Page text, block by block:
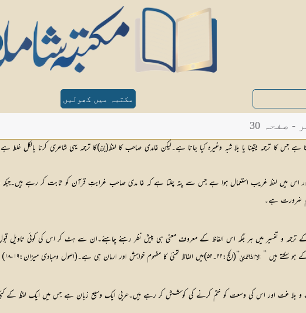
مکتبہ میں کھولیں
30
ہے جس کا ترجمہ یقینا یا بلا شبہ وغیرہ کیا جاتا ہے۔لیکن غامدی صاحب کا لفظ(اِنّ)کا ترجمہ یہی شاعری کرنا بالکل غلط
میں لفظ غریب استعمال ہوا ہے جس سے پتہ چلتا ہے کہ غا مدی صاحب غرابتِ قرآن کو ثابت کر رہے ہیں۔جبکہ
ضرورت ہے۔
ترجمہ و تفسیر میں ہر جگہ اس الفاظ کے معروف معنی ہی پیش نظر رہنے چاہئے۔ان سے ہٹ کر اس کی کوئی تاویل
الا اذا تمنیٰ ‘‘(الحج:۲۲۔۵۲)میں الفاظ تمنیٰ کا مفہوم خواہش اور ارمان ہی ہے۔(اصول ومبادی میزان:۱۸،۱۹)
و بلا غت اور اس کی وسعت کو ختم کرنے کی کوشش کر رہے ہیں۔عربی ایک وسیع زبان ہے جس میں ایک لفظ کے